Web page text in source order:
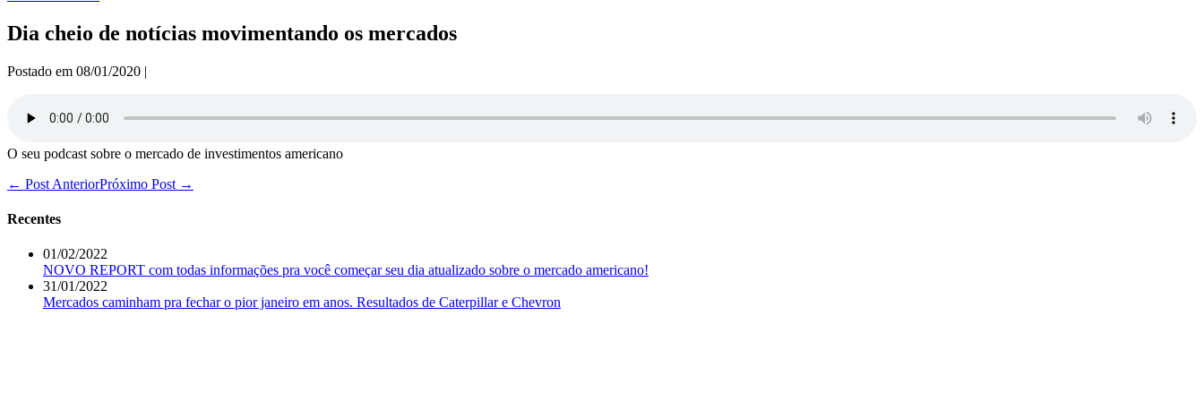
Dia cheio de notícias movimentando os mercados
Postado em 08/01/2020 |
O seu podcast sobre o mercado de investimentos americano
Navegação
post
← Post AnteriorPróximo Post →
Recentes
01/02/2022
NOVO REPORT com todas informações pra você começar seu dia atualizado sobre o mercado americano!
31/01/2022
Mercados caminham pra fechar o pior janeiro em anos. Resultados de Caterpillar e Chevron